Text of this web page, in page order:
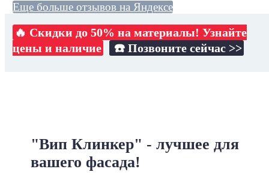
Еще больше отзывов на Яндексе
🔥 Скидки до 50% на материалы! Узнайте
цены и наличие
☎️ Позвоните сейчас >>
"Вип Клинкер" - лучшее для
вашего фасада!